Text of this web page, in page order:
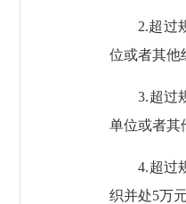
2.超过规
位或者其他
3.超过规
单位或者其
4.超过规
织并处5万